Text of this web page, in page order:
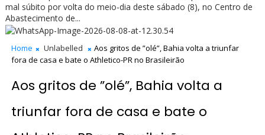
mal súbito por volta do meio-dia deste sábado (8), no Centro de
Abastecimento de...
Home Unlabelled
Aos gritos de ”olé”, Bahia volta a triunfar
fora de casa e bate o Athletico-PR no Brasileirão
Aos gritos de ”olé”, Bahia volta a
triunfar fora de casa e bate o